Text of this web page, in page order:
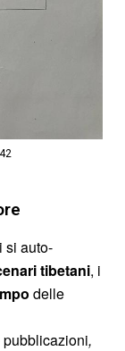
si auto-
tibetani, i
delle
,